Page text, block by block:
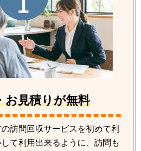
お見積りが無料
訪問回収サービスを初めて利
て利用出来るように、訪問も